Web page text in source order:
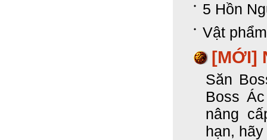
5 Hồn
Vật
[MỚI]
Săn
Boss
nâng
hạn,